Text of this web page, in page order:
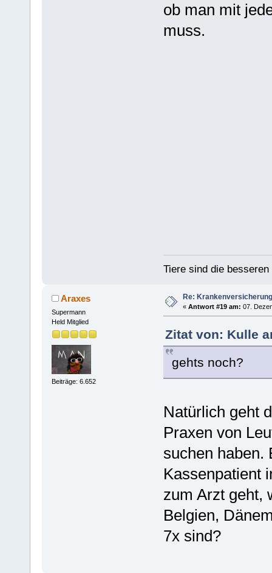
ob man mit
muss.
Tiere sind die
Araxes
Supermann
Held Mitglied
Beiträge: 6.652
Re: Krankenversicherung
« Antwort #19 am: 07.
Zitat von: Kulle
gehts noch?
Natürlich geht
Praxen von
suchen haben.
Kassenpatient
zum Arzt geht,
Belgien,
7x sind?